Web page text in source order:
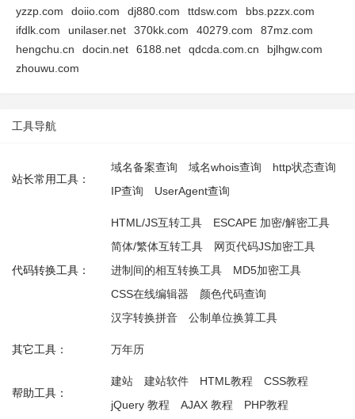
yzzp.com
doiio.com dj880.com ttdsw.com
bbs.pzzx.com
ifdlk.com
unilaser.net 370kk.com 40279.com
87mz.com
hengchu.cn
docin.net 6188.net qdcda.com.cn
bjlhgw.com
zhouwu.com
工具导航
站长常用工具：
域名备案查询 域名whois查询
http状态查询
IP查询
UserAgent查询
代码转换工具：
HTML/JS互转工具
ESCAPE 加密/解密工具
简体/繁体互转工具
网页代码JS加密工具
进制间的相互转换工具
MD5加密工具
CSS在线编辑器
颜色代码查询
汉字转换拼音
公制单位换算工具
其它工具： 万年历
帮助工具：
建站 建站软件 HTML教程
CSS教程
jQuery 教程
AJAX 教程 PHP教程